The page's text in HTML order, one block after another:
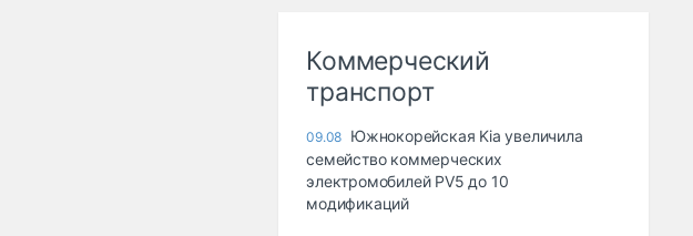
Коммерческий
транспорт
09.08 Южнокорейская Kia увеличила
семейство коммерческих
электромобилей PV5 до 10
модификаций